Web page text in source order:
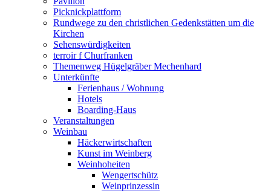
Picknickplattform
Rundwege zu den christlichen Gedenkstätten um die
Kirchen
Sehenswürdigkeiten
terroir f Churfranken
Themenweg Hügelgräber Mechenhard
Unterkünfte
Ferienhaus / Wohnung
Hotels
Boarding-Haus
Veranstaltungen
Weinbau
Häckerwirtschaften
Kunst im Weinberg
Weinhoheiten
Wengertschütz
Weinprinzessin